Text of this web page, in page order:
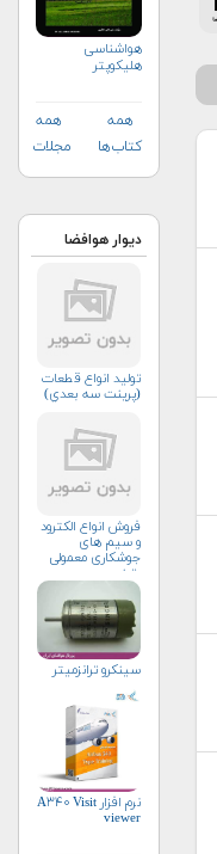
هواشناسی
هلیكوپتر
همه
کتاب‌ها
همه
مجلات
دیوار هوافضا
توليد انواع قطعات
(پرينت سه بعدي)
فروش انواع الکترود
و سیم های
جوشکاری معمولی
وتخصصی
سینکرو ترانزمیتر
نرم افزار A۳۴۰ Visit
viewer